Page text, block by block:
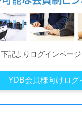
記よりログインページ
YDB会員様向けログ